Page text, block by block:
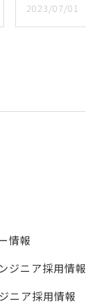
2023/07/01
情報
ジニア採用情報
ニア採用情報